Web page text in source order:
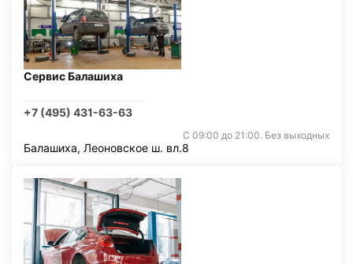
Сервис Балашиха
+7 (495) 431-63-63
С 09:00 до 21:00. Без выходных
Балашиха, Леоновское ш. вл.8